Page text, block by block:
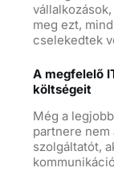
meg ezt,
cselekedtek
A megfelelő
költségeit
Még a
partnere nem
szolgáltatót,